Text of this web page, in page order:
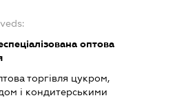
оптова
торгівля цукром,
і кондитерськими